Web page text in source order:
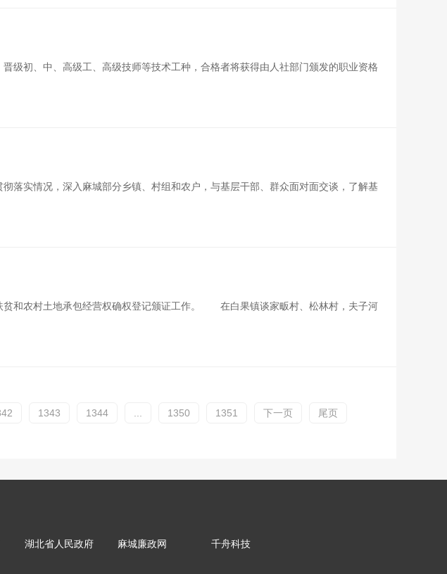
初、中、高级工、高级技师等技术工种，合格者将获得由人社部门颁发的职业资格
实情况，深入麻城部分乡镇、村组和农户，与基层干部、群众面对面交谈，了解基
和农村土地承包经营权确权登记颁证工作。 在白果镇谈家畈村、松林村，夫子河
1343 1344 1350 1351 下一页 尾页
湖北省人民政府 麻城廉政网 千舟科技